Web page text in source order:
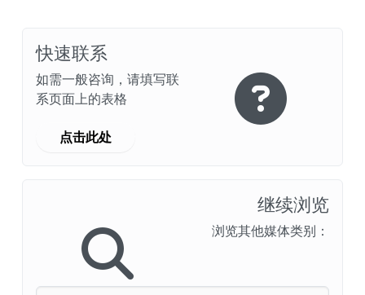
快速联系
如需一般咨询，请填写联
系页面上的表格
点击此处
继续浏览
浏览其他媒体类别：